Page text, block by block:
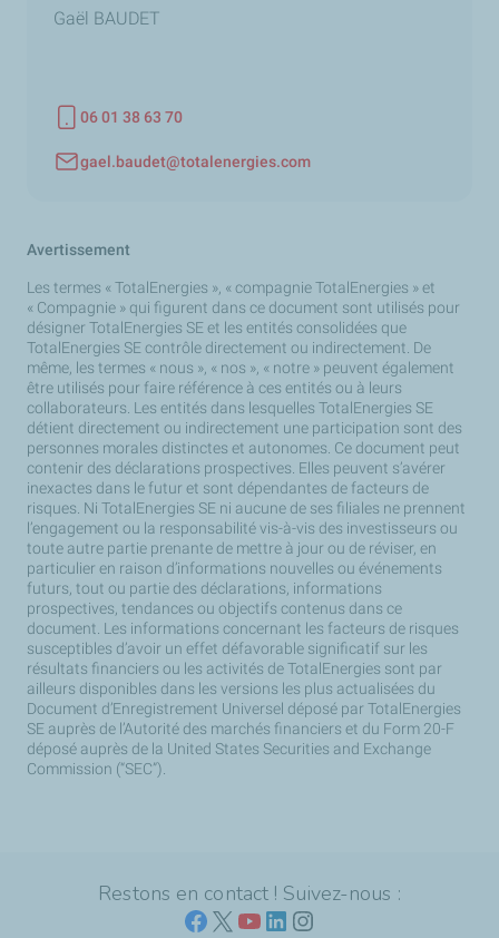
Gaël BAUDET
06 01 38 63 70
gael.baudet@totalenergies.com
Avertissement
Les termes « TotalEnergies », « compagnie TotalEnergies » et
« Compagnie » qui figurent dans ce document sont utilisés pour
désigner TotalEnergies SE et les entités consolidées que
TotalEnergies SE contrôle directement ou indirectement. De
même, les termes « nous », « nos », « notre » peuvent également
être utilisés pour faire référence à ces entités ou à leurs
collaborateurs. Les entités dans lesquelles TotalEnergies SE
détient directement ou indirectement une participation sont des
personnes morales distinctes et autonomes. Ce document peut
contenir des déclarations prospectives. Elles peuvent s’avérer
inexactes dans le futur et sont dépendantes de facteurs de
risques. Ni TotalEnergies SE ni aucune de ses filiales ne prennent
l’engagement ou la responsabilité vis-à-vis des investisseurs ou
toute autre partie prenante de mettre à jour ou de réviser, en
particulier en raison d’informations nouvelles ou événements
futurs, tout ou partie des déclarations, informations
prospectives, tendances ou objectifs contenus dans ce
document. Les informations concernant les facteurs de risques
susceptibles d’avoir un effet défavorable significatif sur les
résultats financiers ou les activités de TotalEnergies sont par
ailleurs disponibles dans les versions les plus actualisées du
Document d’Enregistrement Universel déposé par TotalEnergies
SE auprès de l’Autorité des marchés financiers et du Form 20-F
déposé auprès de la United States Securities and Exchange
Commission (“SEC”).
Restons en contact ! Suivez-nous :